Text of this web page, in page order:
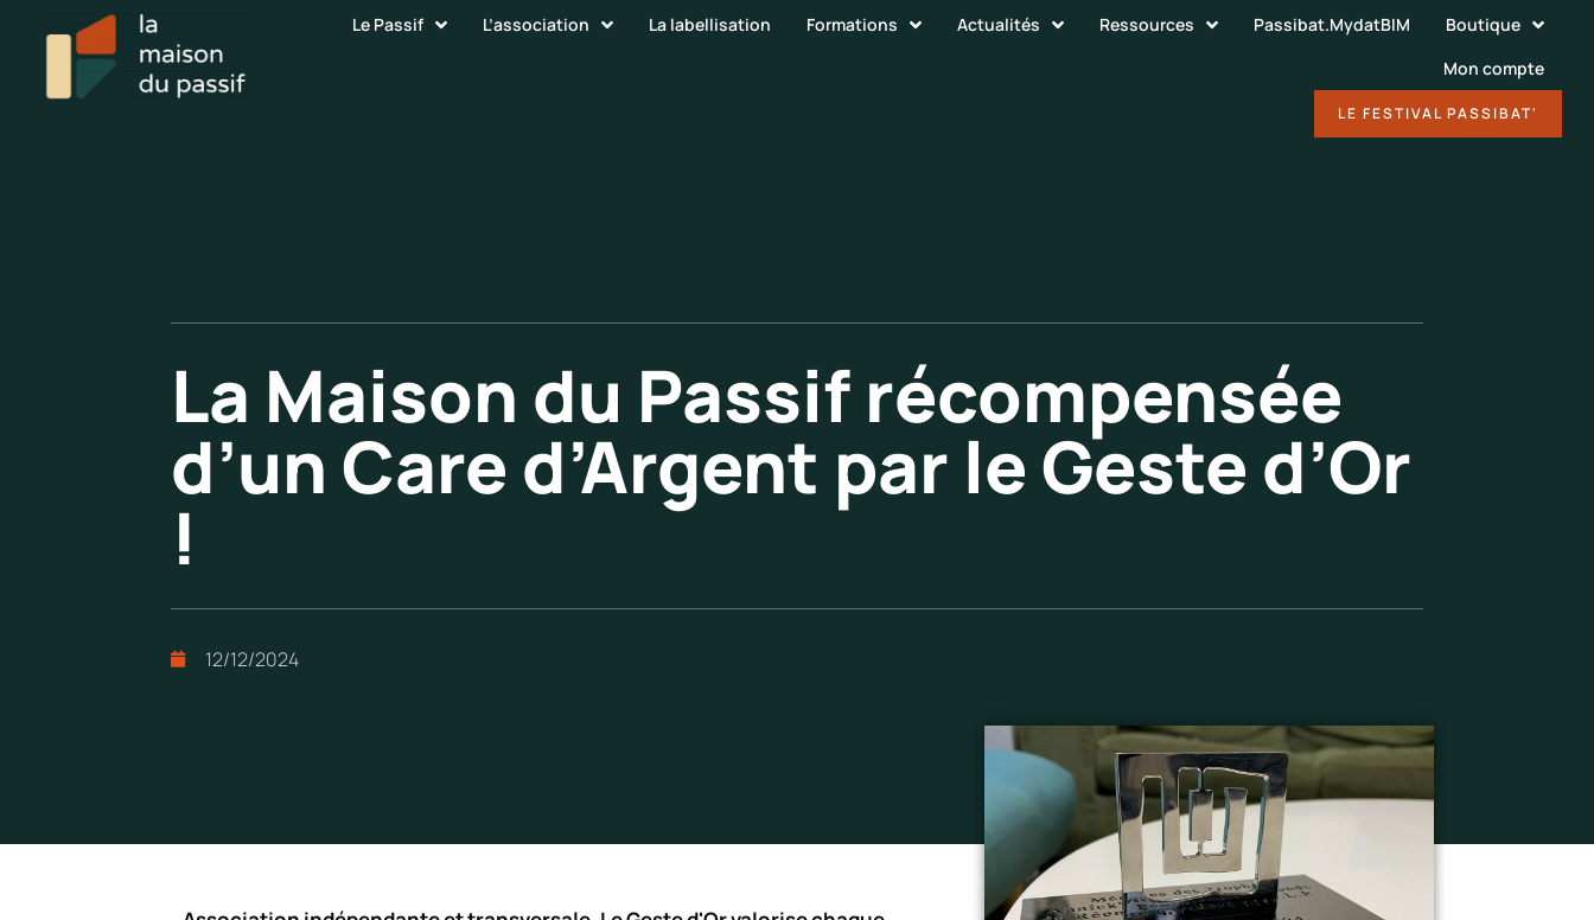
Le Passif L’association La labellisation Formations Actualités Ressources Passibat.MydatBIM
Boutique
Mon compte
LE FESTIVAL PASSIBAT'
La Maison du Passif récompensée
d’un Care d’Argent par le Geste d’Or
!
12/12/2024